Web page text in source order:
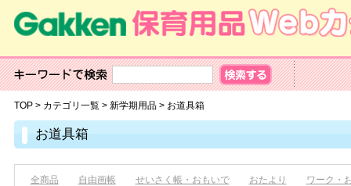
TOP> カテゴリ一覧> 新学期用品> お道具箱
お道具箱
全商品 自由画帳 せいさく帳・おもいで おたより
ワーク・